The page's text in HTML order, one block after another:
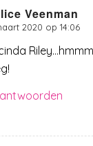
Veenman
2020 op 14:06